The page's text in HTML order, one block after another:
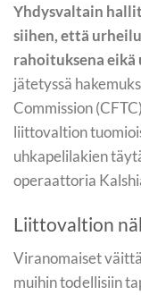
Yhdysvaltain
siihen, että
rahoituksena eikä
jätetyssä
Commission
liittovaltion
uhkapelilakien
operaattoria
Liittovaltion
Viranomaiset
muihin todellisiin